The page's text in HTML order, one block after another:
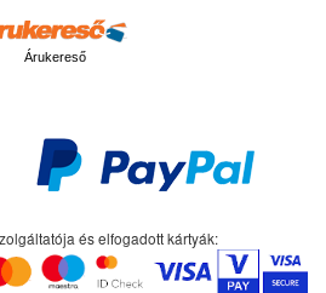
Árukereső
és elfogadott kártyák: